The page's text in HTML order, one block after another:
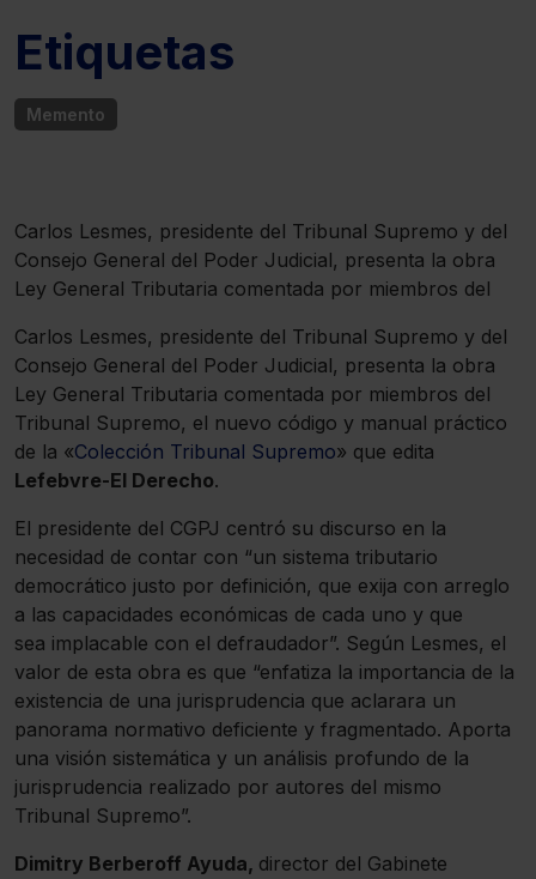
Carlos Lesmes, presidente del Tribunal Supremo y del
Consejo General del Poder Judicial, presenta la obra
Ley General Tributaria comentada por miembros del
Carlos Lesmes, presidente del Tribunal Supremo y del
Consejo General del Poder Judicial, presenta la obra
Ley General Tributaria comentada por miembros del
Tribunal Supremo, el nuevo código y manual práctico
de la «Colección Tribunal Supremo» que edita
Lefebvre-El Derecho.
El presidente del CGPJ centró su discurso en la
necesidad de contar con “un sistema tributario
democrático justo por definición, que exija con arreglo
a las capacidades económicas de cada uno y que
sea implacable con el defraudador”. Según Lesmes, el
valor de esta obra es que “enfatiza la importancia de la
existencia de una jurisprudencia que aclarara un
panorama normativo deficiente y fragmentado. Aporta
una visión sistemática y un análisis profundo de la
jurisprudencia realizado por autores del mismo
Tribunal Supremo”.
Dimitry Berberoff Ayuda, director del Gabinete
Etiquetas
Memento